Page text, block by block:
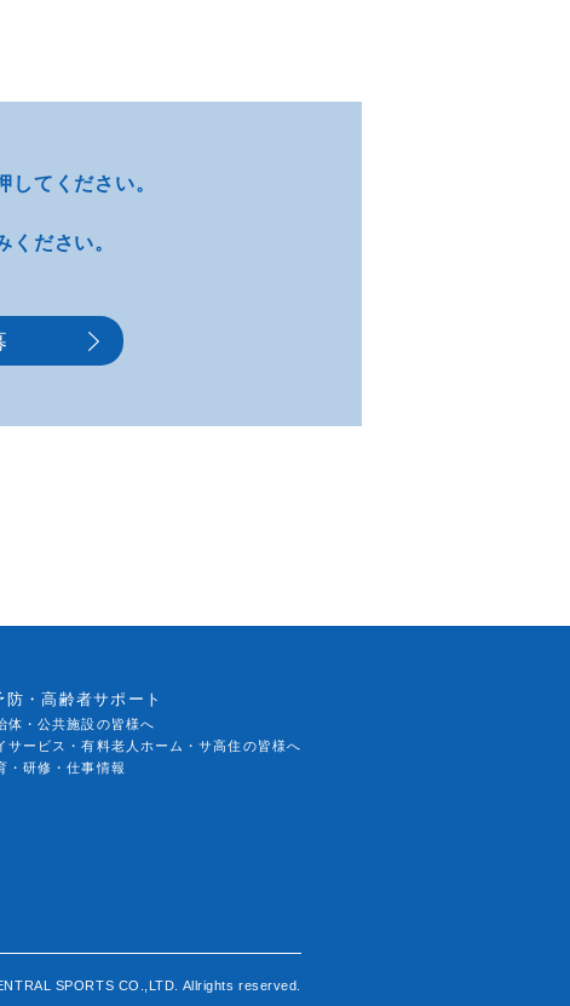
してください。
ください。
防・高齢者サポート
体・公共施設の皆様へ
サービス・有料老人ホーム・サ高住の皆様へ
・研修・仕事情報
SPORTS CO.,LTD. Allrights reserved.